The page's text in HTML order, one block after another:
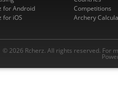
for Android
for iOS
Competitions
Archery
© 2026 Rcherz. All rights reserved. For